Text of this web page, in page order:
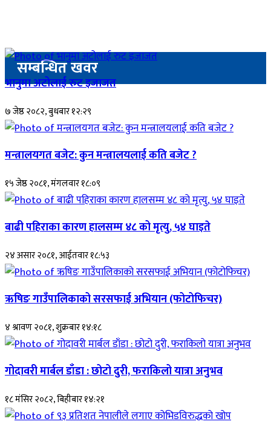
सम्बन्धित खवर
भानुमा अटोलाई रुट इजाजत
७ जेष्ठ २०८२, बुधबार १२:२९
मन्त्रालयगत बजेट: कुन मन्त्रालयलाई कति बजेट ?
१५ जेष्ठ २०८१, मंगलवार १८:०९
बाढी पहिराका कारण हालसम्म ४८ को मृत्यु, ५४ घाइते
२४ असार २०८१, आईतवार १८:५३
ऋषिङ गाउँपालिकाको सरसफाई अभियान (फोटोफिचर)
४ श्रावण २०८१, शुक्रबार १४:१८
गोदावरी मार्बल डाँडा : छोटो दुरी, फराकिलो यात्रा अनुभव
१८ मंसिर २०८२, बिहीबार १४:२१